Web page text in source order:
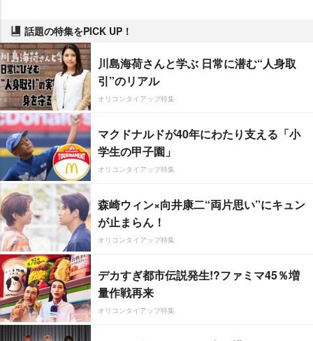
話題の特集をPICK UP！
川島海荷さんと学ぶ 日常に潜む“人身取
引”のリアル
オリコンタイアップ特集
マクドナルドが40年にわたり支える「小
学生の甲子園」
オリコンタイアップ特集
森崎ウィン×向井康二“両片思い”にキュン
が止まらん！
オリコンタイアップ特集
デカすぎ都市伝説発生!?ファミマ45％増
量作戦再来
オリコンタイアップ特集